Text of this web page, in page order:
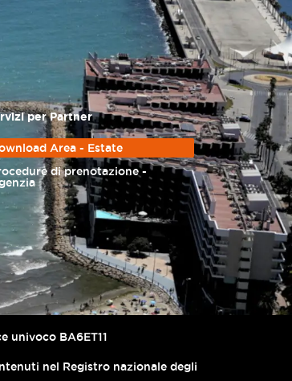
per Partner
Area - Estate
di prenotazione -
univoco BA6ET11
nel Registro nazionale degli